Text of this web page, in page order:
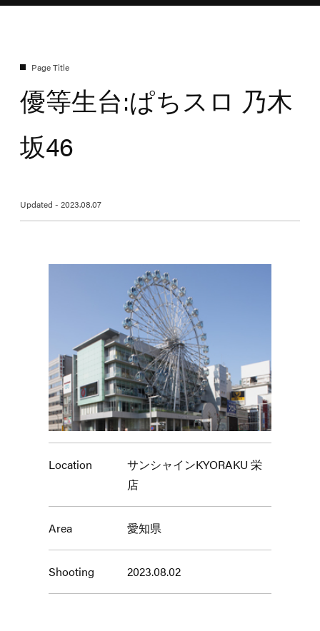
優等生台:ぱちスロ 乃木
坂46
Updated - 2023.08.07
Location
サンシャインKYORAKU 栄
店
Area 愛知県
Shooting 2023.08.02